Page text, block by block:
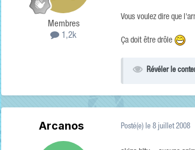
Membres
1,2k
Vous voulez dire que
Ça doit être drôle
Révéler le
Arcanos Posté(e) le 8 juillet 2008